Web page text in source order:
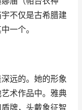
不仅是古希腊建
一个。
远的。她的形象
术作品中。雅典
牌，头戴象征智